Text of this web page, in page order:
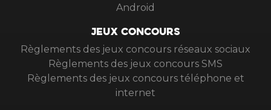
Android
JEUX CONCOURS
Règlements des jeux concours réseaux sociaux
Règlements des jeux concours SMS
Règlements des jeux concours téléphone et
internet